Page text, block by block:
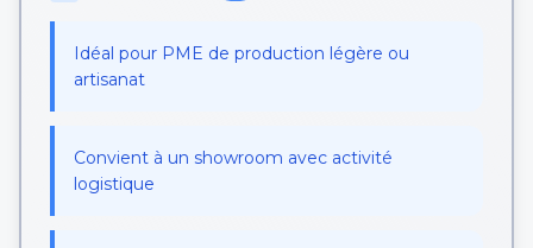
Idéal pour PME de production légère ou
artisanat
Convient à un showroom avec activité
logistique